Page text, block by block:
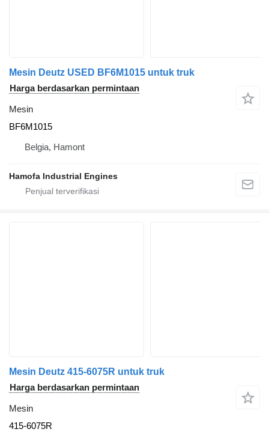
Mesin Deutz USED BF6M1015 untuk truk
Harga berdasarkan permintaan
Mesin
BF6M1015
Belgia, Hamont
Hamofa Industrial Engines
Mesin Deutz 415-6075R untuk truk
Harga berdasarkan permintaan
Mesin
415-6075R